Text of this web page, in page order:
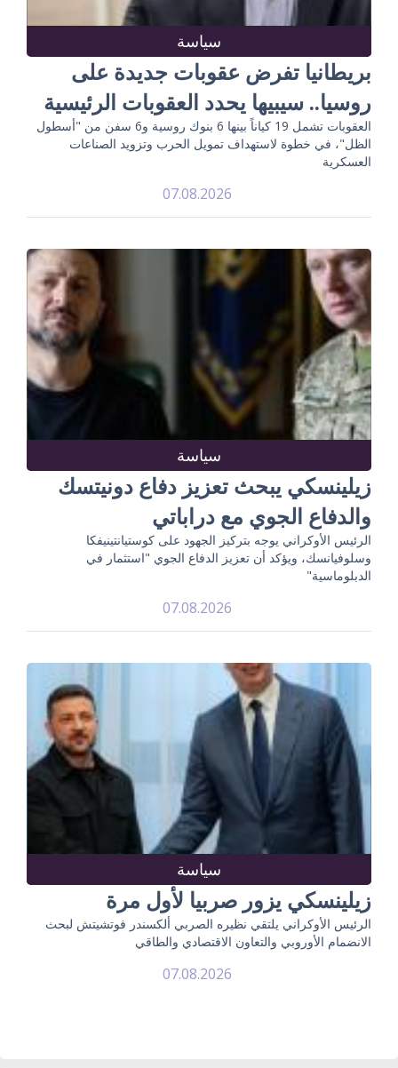
سياسة
بريطانيا تفرض عقوبات جديدة على
روسيا.. سيبيها يحدد العقوبات الرئيسية
العقوبات تشمل 19 كياناً بينها 6 بنوك روسية و6 سفن من "أسطول
الظل"، في خطوة لاستهداف تمويل الحرب وتزويد الصناعات
العسكرية
07.08.2026
سياسة
زيلينسكي يبحث تعزيز دفاع دونيتسك
والدفاع الجوي مع دراباتي
الرئيس الأوكراني يوجه بتركيز الجهود على كوستيانتينيفكا
وسلوفيانسك، ويؤكد أن تعزيز الدفاع الجوي "استثمار في
الدبلوماسية"
07.08.2026
سياسة
زيلينسكي يزور صربيا لأول مرة
الرئيس الأوكراني يلتقي نظيره الصربي ألكسندر فوتشيتش لبحث
الانضمام الأوروبي والتعاون الاقتصادي والطاقي
07.08.2026